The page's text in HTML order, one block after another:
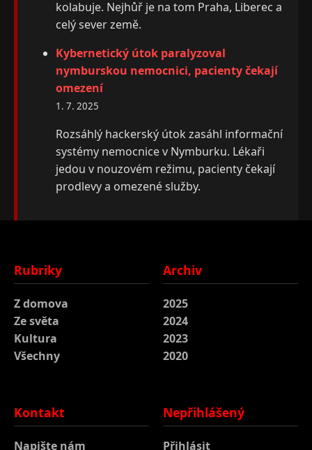
kolabuje. Nejhůř je na tom Praha, Liberec a
celý sever země.
Kybernetický útok paralyzoval
nymburskou nemocnici, pacienty čekají
omezení
1. 7. 2025
Rozsáhlý hackerský útok zasáhl informační
systémy nemocnice v Nymburku. Lékaři
jedou v nouzovém režimu, pacienty čekají
prodlevy a omezené služby.
Rubriky
Z domova
Ze světa
Kultura
Všechny
Archiv
2025
2024
2023
2020
Kontakt
Napište nám
Nepřihlášený
Přihlásit